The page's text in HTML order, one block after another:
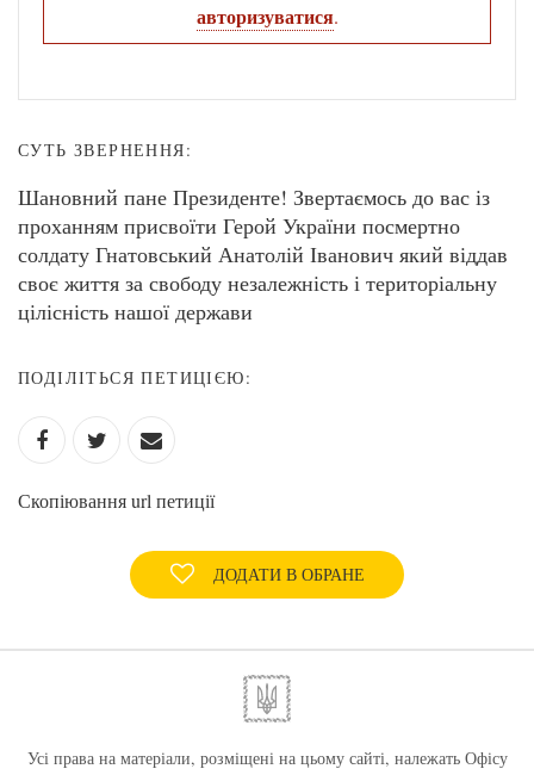
авторизуватися.
СУТЬ ЗВЕРНЕННЯ:
Шановний пане Президенте! Звертаємось до вас із
проханням присвоїти Герой України посмертно
солдату Гнатовський Анатолій Іванович який віддав
своє життя за свободу незалежність і територіальну
цілісність нашої держави
ПОДІЛІТЬСЯ ПЕТИЦІЄЮ:
Скопіювання url петиції
ДОДАТИ В ОБРАНЕ
Усі права на матеріали, розміщені на цьому сайті, належать Офісу